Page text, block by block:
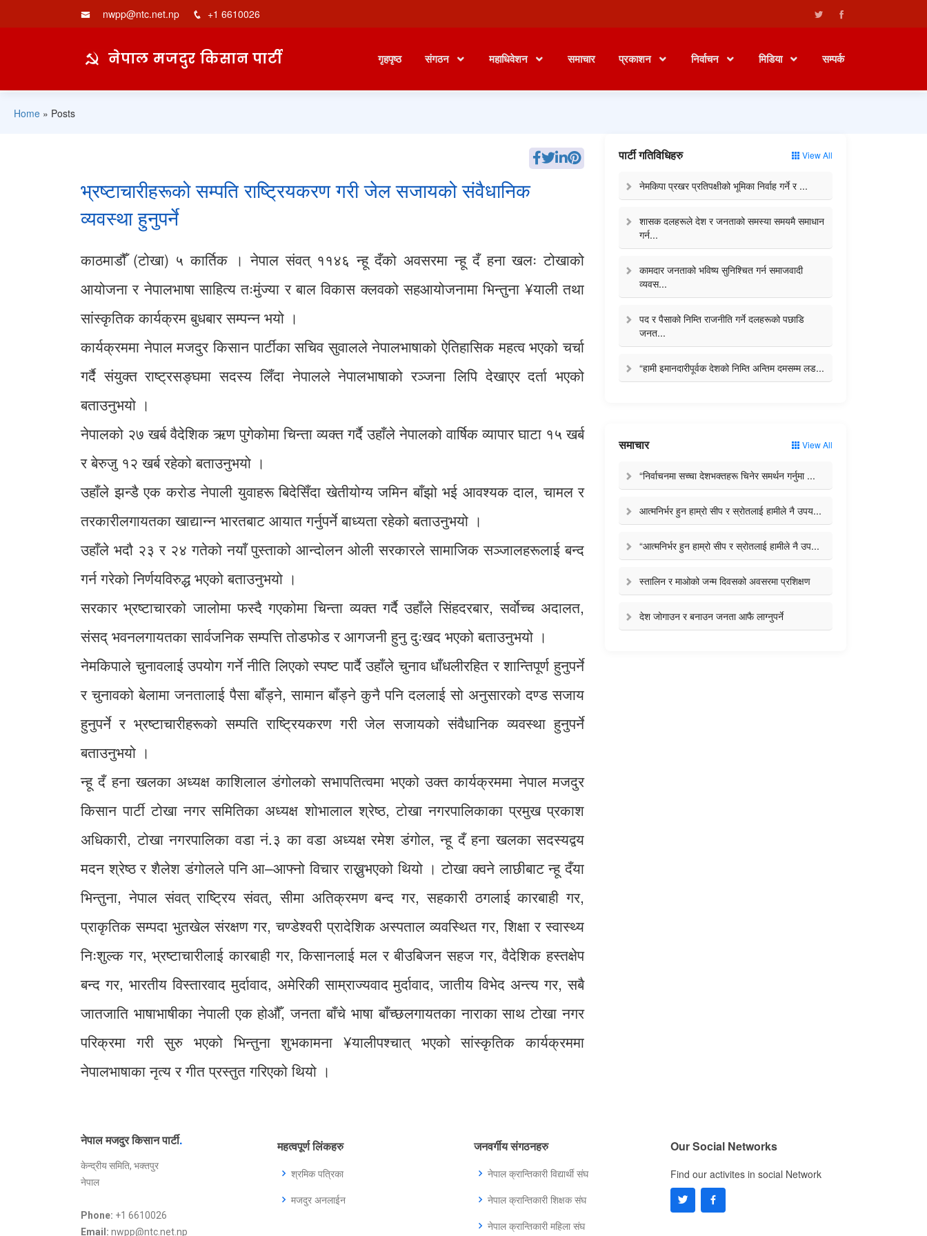
nwpp@ntc.net.np +1 6610026
नेपाल मजदुर किसान पार्टी गृहपृष्ठ संगठन महाधिवेशन समाचार प्रकाशन निर्वाचन मिडिया सम्पर्क
Home » Posts
भ्रष्टाचारीहरूको सम्पति राष्ट्रियकरण गरी जेल सजायको संवैधानिक
व्यवस्था हुनुपर्ने
काठमाडौँ (टोखा) ५ कार्तिक । नेपाल संवत् ११४६ न्हू दँको अवसरमा न्हू दँ हना खलः टोखाको
आयोजना र नेपालभाषा साहित्य तःमुंज्या र बाल विकास क्लवको सहआयोजनामा भिन्तुना ¥याली तथा
सांस्कृतिक कार्यक्रम बुधबार सम्पन्न भयो ।
कार्यक्रममा नेपाल मजदुर किसान पार्टीका सचिव सुवालले नेपालभाषाको ऐतिहासिक महत्व भएको चर्चा
गर्दै संयुक्त राष्ट्रसङ्घमा सदस्य लिँदा नेपालले नेपालभाषाको रञ्जना लिपि देखाएर दर्ता भएको
बताउनुभयो ।
नेपालको २७ खर्ब वैदेशिक ऋण पुगेकोमा चिन्ता व्यक्त गर्दै उहाँले नेपालको वार्षिक व्यापार घाटा १५ खर्ब
र बेरुजु १२ खर्ब रहेको बताउनुभयो ।
उहाँले झन्डै एक करोड नेपाली युवाहरू बिदेसिँदा खेतीयोग्य जमिन बाँझो भई आवश्यक दाल, चामल र
तरकारीलगायतका खाद्यान्न भारतबाट आयात गर्नुपर्ने बाध्यता रहेको बताउनुभयो ।
उहाँले भदौ २३ र २४ गतेको नयाँ पुस्ताको आन्दोलन ओली सरकारले सामाजिक सञ्जालहरूलाई बन्द
गर्न गरेको निर्णयविरुद्ध भएको बताउनुभयो ।
सरकार भ्रष्टाचारको जालोमा फस्दै गएकोमा चिन्ता व्यक्त गर्दै उहाँले सिंहदरबार, सर्वाेच्च अदालत,
संसद् भवनलगायतका सार्वजनिक सम्पत्ति तोडफोड र आगजनी हुनु दुःखद भएको बताउनुभयो ।
नेमकिपाले चुनावलाई उपयोग गर्ने नीति लिएको स्पष्ट पार्दै उहाँले चुनाव धाँधलीरहित र शान्तिपूर्ण हुनुपर्ने
र चुनावको बेलामा जनतालाई पैसा बाँड्ने, सामान बाँड्ने कुनै पनि दललाई सो अनुसारको दण्ड सजाय
हुनुपर्ने र भ्रष्टाचारीहरूको सम्पति राष्ट्रियकरण गरी जेल सजायको संवैधानिक व्यवस्था हुनुपर्ने
बताउनुभयो ।
न्हू दँ हना खलका अध्यक्ष काशिलाल डंगोलको सभापतित्वमा भएको उक्त कार्यक्रममा नेपाल मजदुर
किसान पार्टी टोखा नगर समितिका अध्यक्ष शोभालाल श्रेष्ठ, टोखा नगरपालिकाका प्रमुख प्रकाश
अधिकारी, टोखा नगरपालिका वडा नं.३ का वडा अध्यक्ष रमेश डंगोल, न्हू दँ हना खलका सदस्यद्वय
मदन श्रेष्ठ र शैलेश डंगोलले पनि आ–आफ्नो विचार राख्नुभएको थियो । टोखा क्वने लाछीबाट न्हू दँया
भिन्तुना, नेपाल संवत् राष्ट्रिय संवत्, सीमा अतिक्रमण बन्द गर, सहकारी ठगलाई कारबाही गर,
प्राकृतिक सम्पदा भुतखेल संरक्षण गर, चण्डेश्वरी प्रादेशिक अस्पताल व्यवस्थित गर, शिक्षा र स्वास्थ्य
निःशुल्क गर, भ्रष्टाचारीलाई कारबाही गर, किसानलाई मल र बीउबिजन सहज गर, वैदेशिक हस्तक्षेप
बन्द गर, भारतीय विस्तारवाद मुर्दावाद, अमेरिकी साम्राज्यवाद मुर्दावाद, जातीय विभेद अन्त्य गर, सबै
जातजाति भाषाभाषीका नेपाली एक होऔँ, जनता बाँचे भाषा बाँच्छलगायतका नाराका साथ टोखा नगर
परिक्रमा गरी सुरु भएको भिन्तुना शुभकामना ¥यालीपश्चात् भएको सांस्कृतिक कार्यक्रममा
नेपालभाषाका नृत्य र गीत प्रस्तुत गरिएको थियो ।
पार्टी गतिविधिहरु View All
नेमकिपा प्रखर प्रतिपक्षीको भूमिका निर्वाह गर्ने र ...
शासक दलहरूले देश र जनताको समस्या समयमै समाधान
गर्न...
कामदार जनताको भविष्य सुनिश्चित गर्न समाजवादी
व्यवस...
पद र पैसाको निम्ति राजनीति गर्ने दलहरूको पछाडि
जनत...
“हामी इमानदारीपूर्वक देशको निम्ति अन्तिम दमसम्म लड...
समाचार View All
“निर्वाचनमा सच्चा देशभक्तहरू चिनेर समर्थन गर्नुमा ...
आत्मनिर्भर हुन हाम्रो सीप र स्रोतलाई हामीले नै उपय...
“आत्मनिर्भर हुन हाम्रो सीप र स्रोतलाई हामीले नै उप...
स्तालिन र माओको जन्म दिवसको अवसरमा प्रशिक्षण
देश जोगाउन र बनाउन जनता आफै लाग्नुपर्ने
नेपाल मजदुर किसान पार्टी.
केन्द्रीय समिति, भक्तपुर
नेपाल
Phone: +1 6610026
Email: nwpp@ntc.net.np
महत्वपूर्ण लिंकहरु
श्रमिक पत्रिका
मजदुर अनलाईन
जनवर्गीय संगठनहरु
नेपाल क्रान्तिकारी विद्यार्थी संघ
नेपाल क्रान्तिकारी शिक्षक संघ
नेपाल क्रान्तिकारी महिला संघ
Our Social Networks
Find our activites in social Network